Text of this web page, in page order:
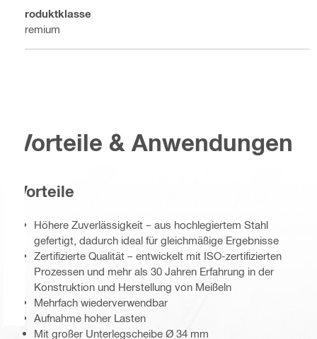
Produktklasse
Premium
Vorteile & Anwendungen
Vorteile
Höhere Zuverlässigkeit – aus hochlegiertem Stahl
gefertigt, dadurch ideal für gleichmäßige Ergebnisse
Zertifizierte Qualität – entwickelt mit ISO-zertifizierten
Prozessen und mehr als 30 Jahren Erfahrung in der
Konstruktion und Herstellung von Meißeln
Mehrfach wiederverwendbar
Aufnahme hoher Lasten
Mit großer Unterlegscheibe Ø 34 mm